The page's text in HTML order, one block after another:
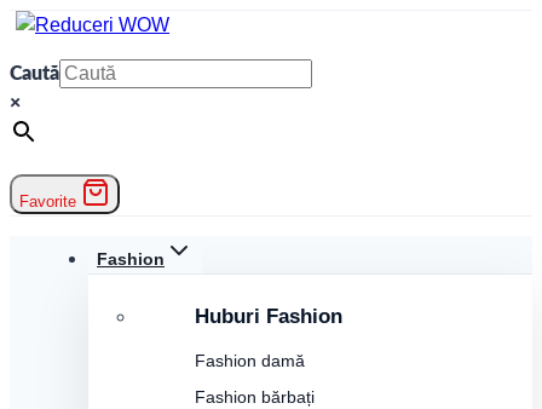
Skip
content
Caută
×
Favorite
Fashion
Huburi Fashion
Fashion damă
Fashion bărbați